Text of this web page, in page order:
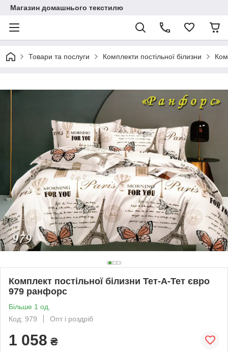
Магазин домашнього текстилю
Товари та послуги Комплекти постільної білизни
Комплект постільної білизни Тет-А-Тет євро
979 ранфорс
Більше 1 од.
Код: 979
Опт і роздріб
1 058 ₴